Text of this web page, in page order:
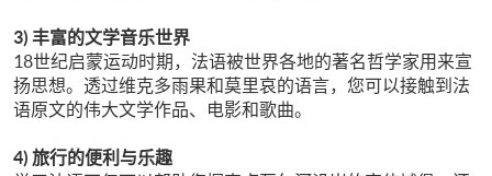
3) 丰富的文学音乐世界
18世纪启蒙运动时期，法语被世界各地的著名哲学家用来宣
扬思想。透过维克多雨果和莫里哀的语言，您可以接触到法
语原文的伟大文学作品、电影和歌曲。
4) 旅行的便利与乐趣